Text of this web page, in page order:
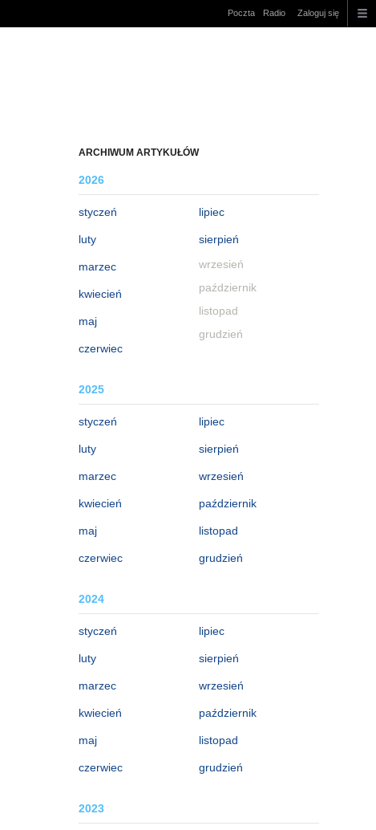
Poczta Radio Zaloguj się
ARCHIWUM ARTYKUŁÓW
2026
styczeń
luty
marzec
kwiecień
maj
czerwiec
lipiec
sierpień
wrzesień
październik
listopad
grudzień
2025
styczeń
luty
marzec
kwiecień
maj
czerwiec
lipiec
sierpień
wrzesień
październik
listopad
grudzień
2024
styczeń
luty
marzec
kwiecień
maj
czerwiec
lipiec
sierpień
wrzesień
październik
listopad
grudzień
2023